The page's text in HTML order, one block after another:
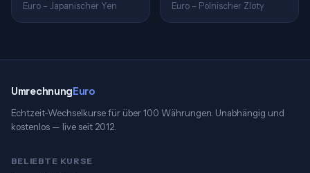
Euro – Japanischer Yen Euro – Polnischer Zloty
UmrechnungEuro
Echtzeit-Wechselkurse für über 100 Währungen. Unabhängig und
kostenlos — live seit 2012.
BELIEBTE KURSE